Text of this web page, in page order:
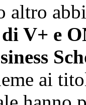
altro
V+ e
ai